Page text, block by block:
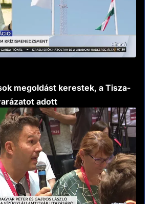
megoldást kerestek, a Tisza-
adott